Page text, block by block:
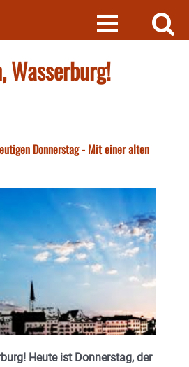
Wasserburg!
Donnerstag - Mit einer alten
Heute ist Donnerstag, der